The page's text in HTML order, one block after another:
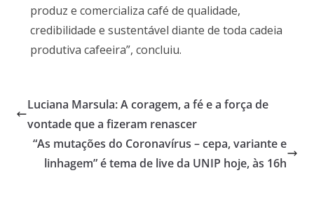
produz e comercializa café de qualidade,
credibilidade e sustentável diante de toda cadeia
produtiva cafeeira”, concluiu.
Luciana Marsula: A coragem, a fé e a força de
vontade que a fizeram renascer
“As mutações do Coronavírus – cepa, variante e
linhagem” é tema de live da UNIP hoje, às 16h